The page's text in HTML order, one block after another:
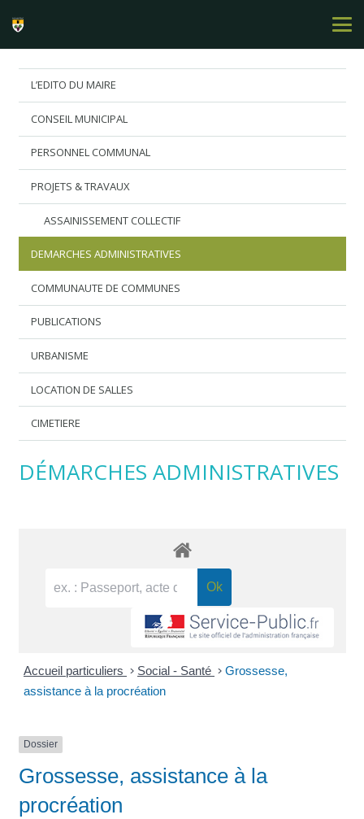
L’EDITO DU MAIRE
CONSEIL MUNICIPAL
PERSONNEL COMMUNAL
PROJETS & TRAVAUX
ASSAINISSEMENT COLLECTIF
DEMARCHES ADMINISTRATIVES
COMMUNAUTE DE COMMUNES
PUBLICATIONS
URBANISME
LOCATION DE SALLES
CIMETIERE
DÉMARCHES ADMINISTRATIVES
Accueil particuliers > Social - Santé > Grossesse,
assistance à la procréation
Dossier
Grossesse, assistance à la
procréation